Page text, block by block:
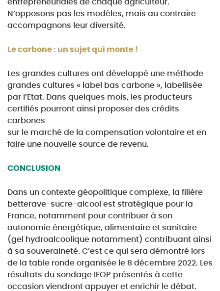
entrepreneuriales de chaque agriculteur.
N’opposons pas les modèles, mais au contraire
accompagnons leur diversité.
Le carbone : un sujet qui monte !
Les grandes cultures ont développé une méthode
grandes cultures « label bas carbone », labellisée
par l’Etat. Dans quelques mois, les producteurs
certifiés pourront ainsi proposer des crédits
carbones
sur le marché de la compensation volontaire et en
faire une nouvelle source de revenu.
CONCLUSION
Dans un contexte géopolitique complexe, la filière
betterave-sucre-alcool est stratégique pour la
France, notamment pour contribuer à son
autonomie énergétique, alimentaire et sanitaire
(gel hydroalcoolique notamment) contribuant ainsi
à sa souveraineté. C’est ce qui sera démontré lors
de la table ronde organisée le 8 décembre 2022. Les
résultats du sondage IFOP présentés à cette
occasion viendront appuyer et enrichir le débat.